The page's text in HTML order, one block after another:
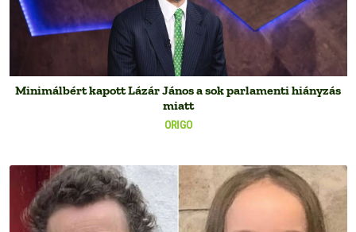
ORIGO
Minimálbért kapott Lázár János a sok parlamenti hiányzás
miatt